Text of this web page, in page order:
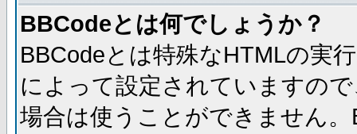
BBCodeとは何でしょうか？
BBCodeとは特殊なHTMLの実
によって設定されていますの
場合は使うことができません